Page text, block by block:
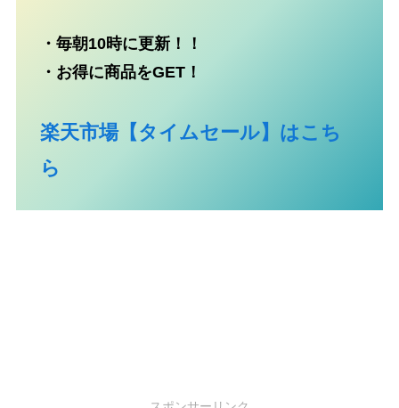
・毎朝10時に更新！！
・お得に商品をGET！
楽天市場【タイムセール】はこち
ら